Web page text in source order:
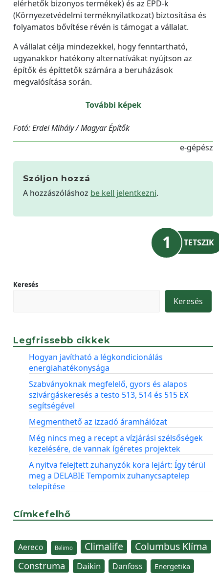
elérhetők bizonyos termékek) és az EPD-k
(Környezetvédelmi terméknyilatkozat) biztosítása és
folyamatos bővítése révén is támogat a vállalat.
A vállalat célja mindezekkel, hogy fenntartható,
ugyanakkor hatékony alternatívákat nyújtson az
építők és építtetők számára a beruházások
megvalósítása során.
További képek
Fotó: Erdei Mihály / Magyar Építők
e-gépész
Szóljon hozzá
A hozzászóláshoz be kell jelentkezni.
1 TETSZIK
Keresés
Keresés
Legfrissebb cikkek
Hogyan javítható a légkondicionálás
energiahatékonysága
Szabványoknak megfelelő, gyors és alapos
szivárgáskeresés a testo 513, 514 és 515 EX
segítségével
Megmenthető az izzadó áramhálózat
Még nincs meg a recept a vízjárási szélsőségek
kezelésére, de vannak ígéretes projektek
A nyitva felejtett zuhanyzók kora lejárt: Így térül
meg a DELABIE Tempomix zuhanycsaptelep
telepítése
Címkefelhő
Aereco Belimo Climalife Columbus Klíma
Construma Daikin Danfoss Energetika